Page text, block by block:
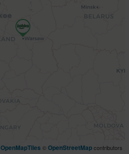
OpenMapTiles ©OpenStreetMapcontributors